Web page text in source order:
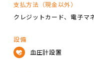
支払方法（現金以外）
クレジットカード
電子マ
設備
血圧計設置